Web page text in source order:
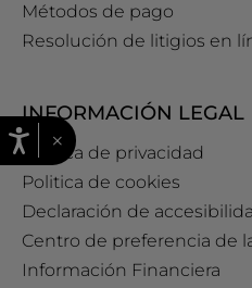
Métodos de pago
Resolución de litigios en
INFORMACIÓN LEGAL
Política de privacidad
Politica de cookies
Declaración de
Centro de preferencia de
Información Financiera
×